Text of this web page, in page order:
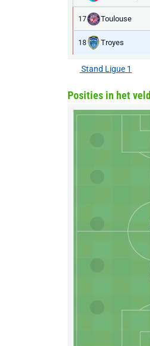
17 Toulouse
18 Troyes
Stand Ligue 1
Posities in het veld